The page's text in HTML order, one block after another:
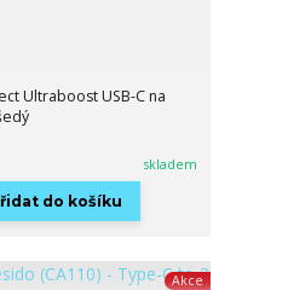
Ultraboost USB-C na
skladem
do košíku
Akce